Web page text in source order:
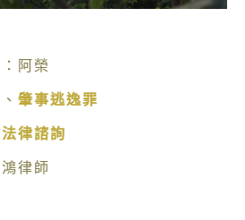
阿榮
肇事逃逸罪
律諮詢
律師